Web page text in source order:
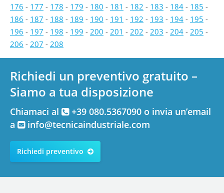
176 - 177 - 178 - 179 - 180 - 181 - 182 - 183 - 184 - 185 -
186 - 187 - 188 - 189 - 190 - 191 - 192 - 193 - 194 - 195 -
196 - 197 - 198 - 199 - 200 - 201 - 202 - 203 - 204 - 205 -
206 - 207 - 208
Richiedi un preventivo gratuito –
Siamo a tua disposizione
Chiamaci al
+39 080.5367090 o invia un’email
a
info@tecnicaindustriale.com
Richiedi preventivo